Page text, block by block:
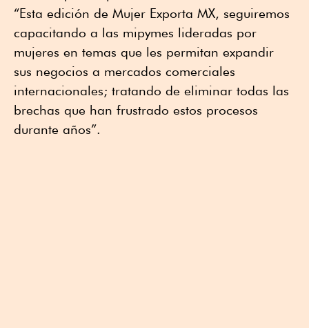
“Esta edición de Mujer Exporta MX, seguiremos
capacitando a las mipymes lideradas por
mujeres en temas que les permitan expandir
sus negocios a mercados comerciales
internacionales; tratando de eliminar todas las
brechas que han frustrado estos procesos
durante años”.